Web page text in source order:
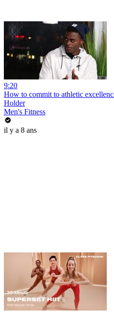
9:20
How to commit to athletic
Holder
Men's Fitness
il y a 8 ans